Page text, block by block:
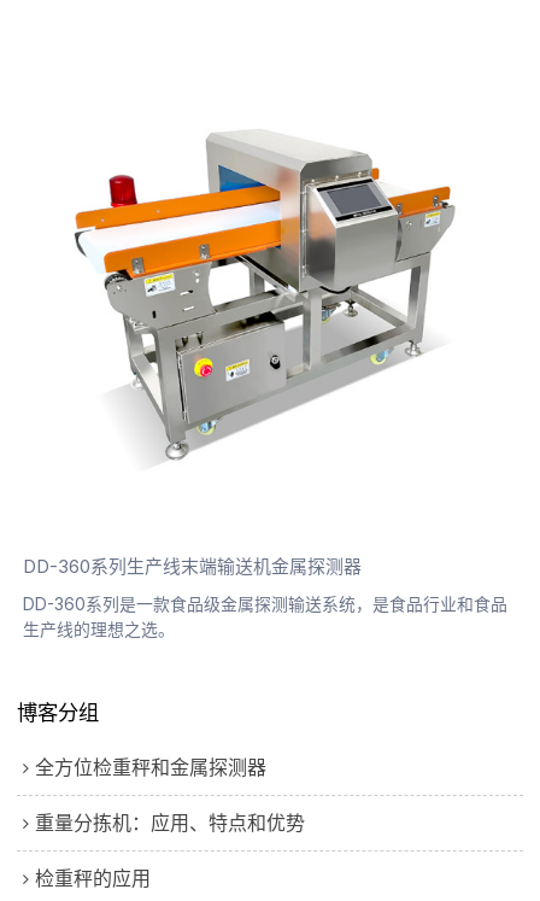
DD-360系列生产线末端输送机金属探测器
DD-360系列是一款食品级金属探测输送系统，是食品行业和食品
生产线的理想之选。
博客分组
全方位检重秤和金属探测器
重量分拣机：应用、特点和优势
检重秤的应用